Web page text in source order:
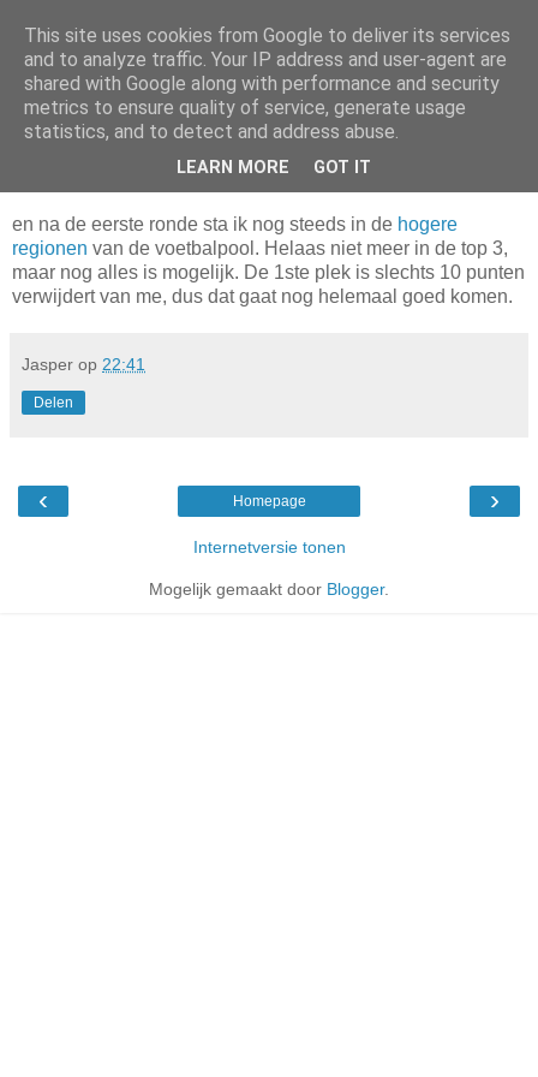
Da_Blog
You don't put a bumpersticker on a Bentley
donderdag, juni 17, 2010
en na de eerste ronde sta ik nog steeds in de hogere
regionen van de voetbalpool. Helaas niet meer in de top 3,
maar nog alles is mogelijk. De 1ste plek is slechts 10 punten
verwijdert van me, dus dat gaat nog helemaal goed komen.
Jasper op 22:41
Delen
‹ ›
Homepage
Internetversie tonen
Mogelijk gemaakt door Blogger.
This site uses cookies from Google to deliver its services
and to analyze traffic. Your IP address and user-agent are
shared with Google along with performance and security
metrics to ensure quality of service, generate usage
statistics, and to detect and address abuse.
LEARN MORE GOT IT